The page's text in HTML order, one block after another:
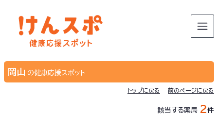
岡山 の健康応援スポット
トップに戻る 前のページに戻る
該当する薬局 2件